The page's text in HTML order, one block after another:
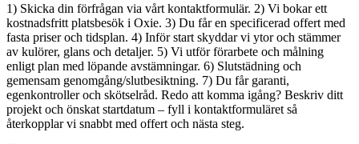
1) Skicka din förfrågan via vårt kontaktformulär. 2) Vi bokar ett
kostnadsfritt platsbesök i Oxie. 3) Du får en specificerad offert med
fasta priser och tidsplan. 4) Inför start skyddar vi ytor och stämmer
av kulörer, glans och detaljer. 5) Vi utför förarbete och målning
enligt plan med löpande avstämningar. 6) Slutstädning och
gemensam genomgång/slutbesiktning. 7) Du får garanti,
egenkontroller och skötselråd. Redo att komma igång? Beskriv ditt
projekt och önskat startdatum – fyll i kontaktformuläret så
återkopplar vi snabbt med offert och nästa steg.